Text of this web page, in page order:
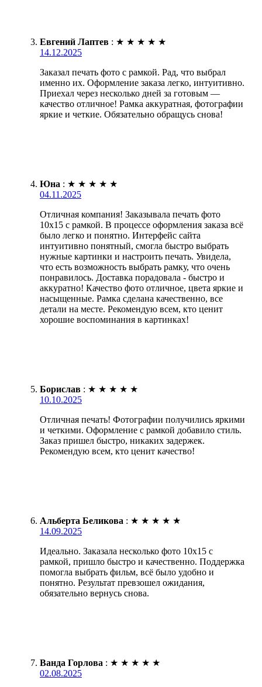
Евгений Лаптев : ★ ★ ★ ★ ★
14.12.2025
Заказал печать фото с рамкой. Рад, что выбрал
именно их. Оформление заказа легко, интуитивно.
Приехал через несколько дней за готовым —
качество отличное! Рамка аккуратная, фотографии
яркие и четкие. Обязательно обращусь снова!
Юна : ★ ★ ★ ★ ★
04.11.2025
Отличная компания! Заказывала печать фото
10х15 с рамкой. В процессе оформления заказа всё
было легко и понятно. Интерфейс сайта
интуитивно понятный, смогла быстро выбрать
нужные картинки и настроить печать. Увидела,
что есть возможность выбрать рамку, что очень
понравилось. Доставка порадовала - быстро и
аккуратно! Качество фото отличное, цвета яркие и
насыщенные. Рамка сделана качественно, все
детали на месте. Рекомендую всем, кто ценит
хорошие воспоминания в картинках!
Борислав : ★ ★ ★ ★ ★
10.10.2025
Отличная печать! Фотографии получились яркими
и четкими. Оформление с рамкой добавило стиль.
Заказ пришел быстро, никаких задержек.
Рекомендую всем, кто ценит качество!
Альберта Беликова : ★ ★ ★ ★ ★
14.09.2025
Идеально. Заказала несколько фото 10х15 с
рамкой, пришло быстро и качественно. Поддержка
помогла выбрать фильм, всё было удобно и
понятно. Результат превзошел ожидания,
обязательно вернусь снова.
Ванда Горлова : ★ ★ ★ ★ ★
02.08.2025